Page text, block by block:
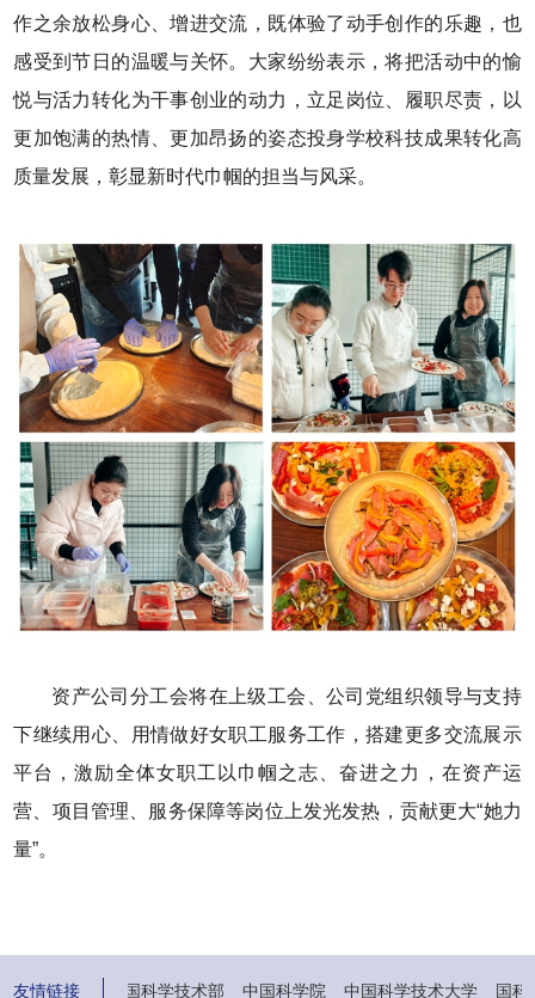
作之余放松身心、增进交流，既体验了动手创作的乐趣，也
感受到节日的温暖与关怀。大家纷纷表示，将把活动中的愉
悦与活力转化为干事创业的动力，立足岗位、履职尽责，以
更加饱满的热情、更加昂扬的姿态投身学校科技成果转化高
质量发展，彰显新时代巾帼的担当与风采。
资产公司分工会将在上级工会、公司党组织领导与支持
下继续用心、用情做好女职工服务工作，搭建更多交流展示
平台，激励全体女职工以巾帼之志、奋进之力，在资产运
营、项目管理、服务保障等岗位上发光发热，贡献更大“她力
量”。
友情链接
中华人民共和国科学技术部 中国科学院 中国科学技术大学 国科